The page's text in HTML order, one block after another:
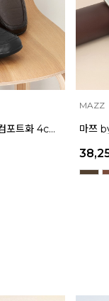
마쯔 by 엘칸토 남성 캐주얼 더비 슈즈 2.4cm LCMC21M326
MAZZ